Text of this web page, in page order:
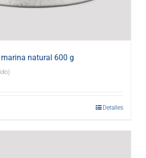
natural 600 g
Detalles